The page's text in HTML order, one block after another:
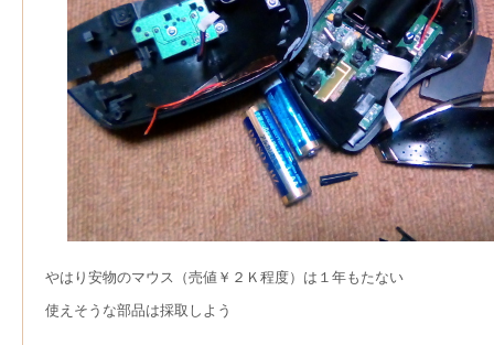
やはり安物のマウス（売値￥２Ｋ程度）は１年もたない
使えそうな部品は採取しよう